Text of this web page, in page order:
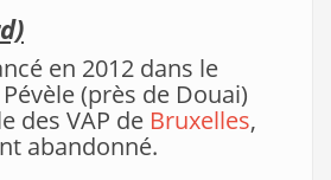
en 2012 dans le
(près de Douai)
des VAP de Bruxelles,
abandonné.